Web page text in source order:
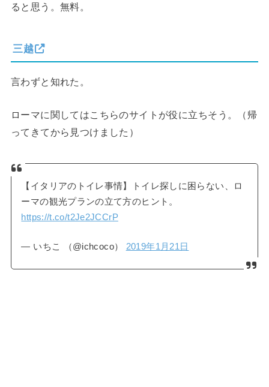
ると思う。無料。
三越
言わずと知れた。
ローマに関してはこちらのサイトが役に立ちそう。（帰
ってきてから見つけました）
【イタリアのトイレ事情】トイレ探しに困らない、ロ
ーマの観光プランの立て方のヒント。
https://t.co/t2Je2JCCrP
— いちこ （@ichcoco） 2019年1月21日